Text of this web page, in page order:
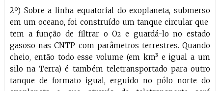
2º) Sobre a linha equatorial do exoplaneta, submerso
em um oceano, foi construído um tanque circular que
tem a função de filtrar o O2 e guardá-lo no estado
gasoso nas CNTP com parâmetros terrestres. Quando
cheio, então todo esse volume (em km³ e igual a um
silo na Terra) é também teletransportado para outro
tanque de formato igual, erguido no pólo norte do